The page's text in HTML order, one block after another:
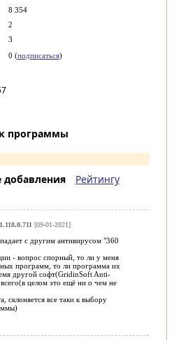
8 354
2
3
0 (подписаться)
программы
добавления
Рейтингу
[09-01-2021]
с другим антивирусом "360
- вопрос спорный, то ли у меня
программ, то ли программа их
другой софт(GridinSoft Anti-
целом это ещё ни о чем не
все таки к выбору